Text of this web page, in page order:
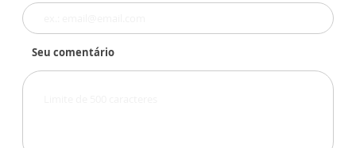
Seu comentário